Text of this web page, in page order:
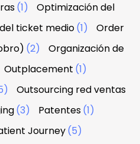
(1)
Optimización del
ticket medio(1)
Order
(2)
Organización de
Outplacement (1)
Outsourcing red ventas
(3) Patentes(1)
Journey(5)